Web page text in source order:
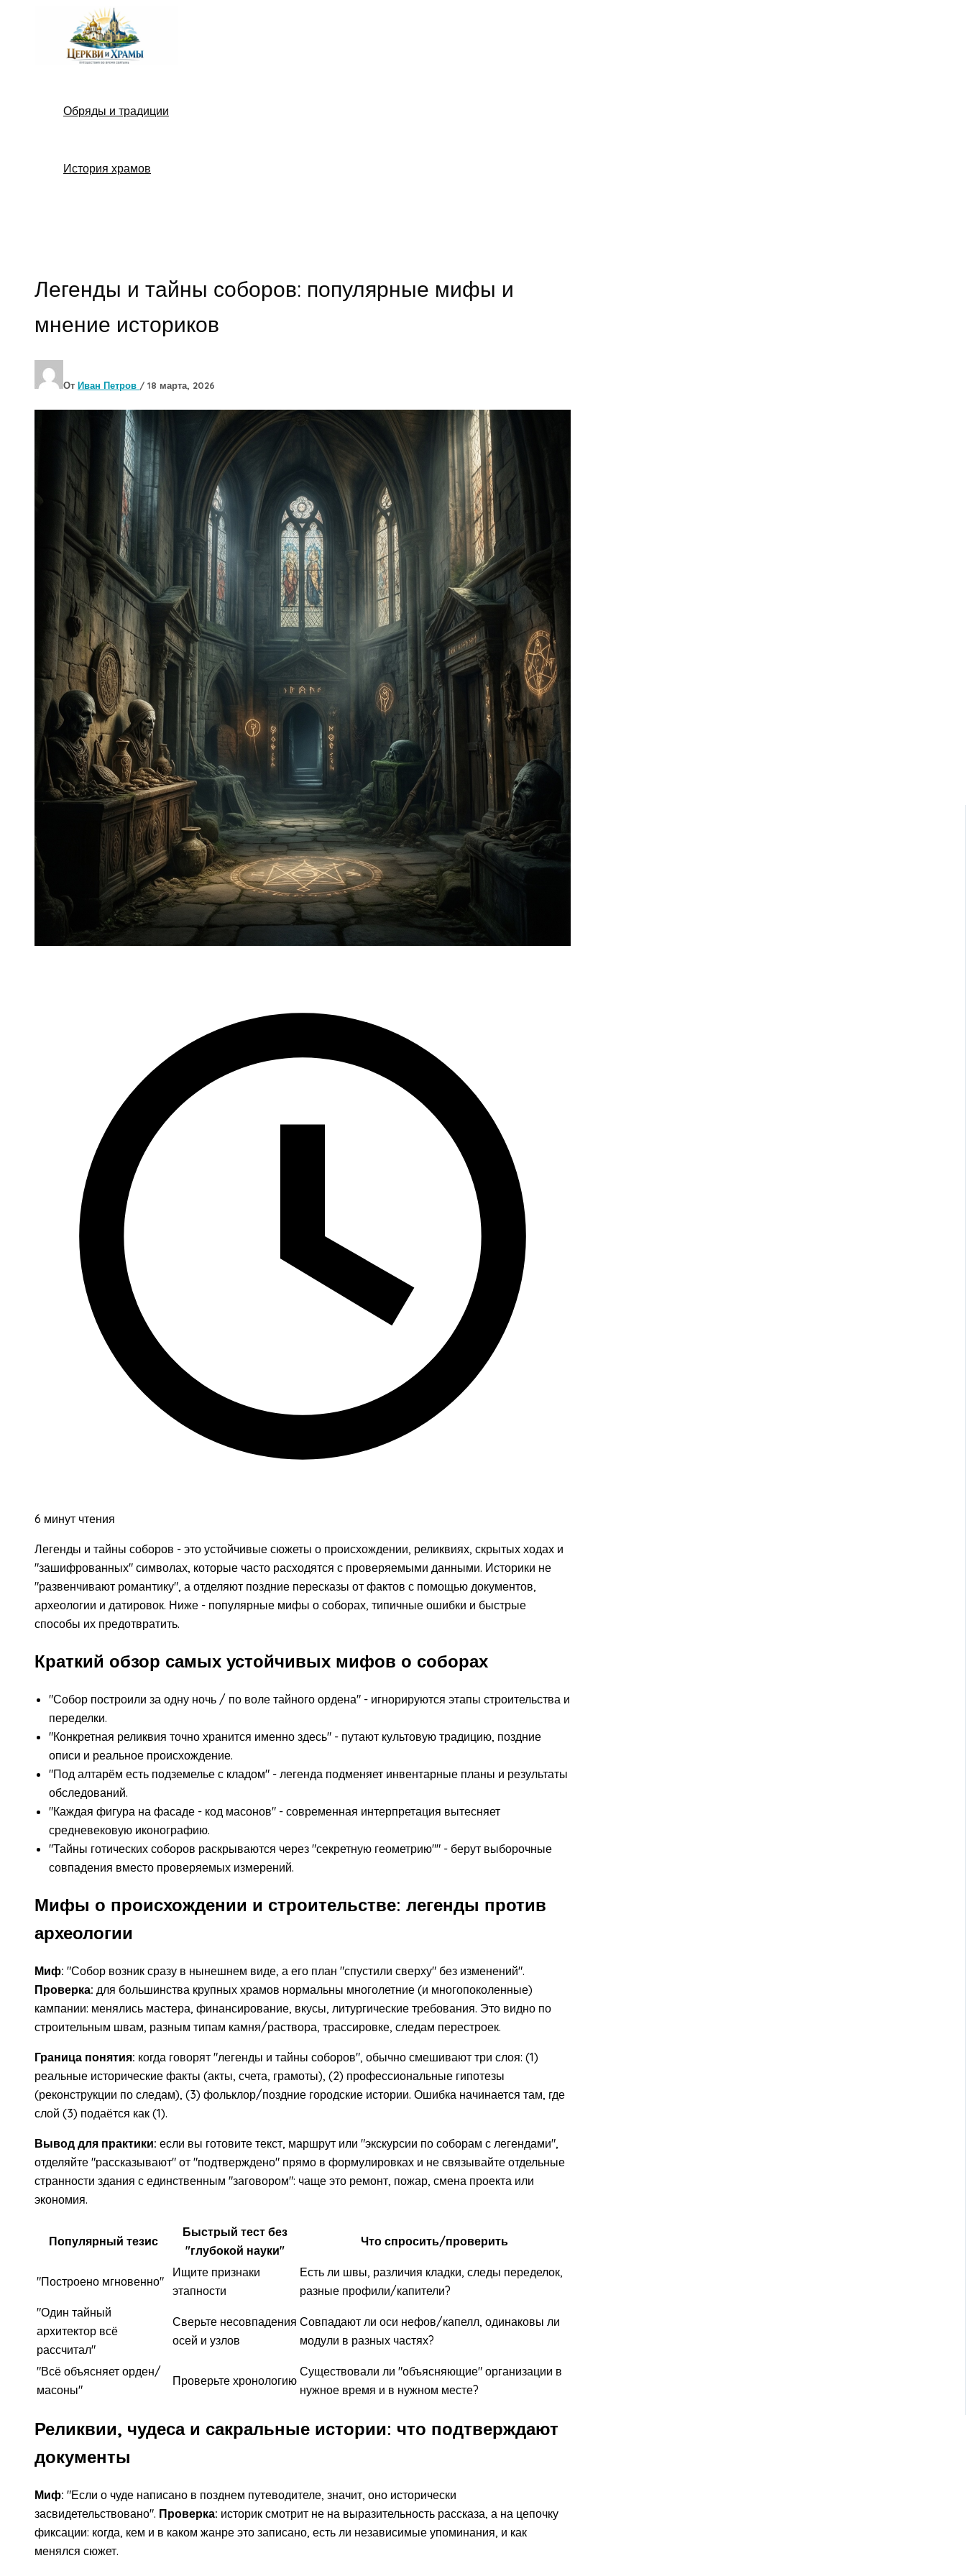
содержимому
Обряды и традиции
История храмов
Легенды и тайны соборов: популярные мифы и
мнение историков
От Иван Петров / 18 марта, 2026
6 минут чтения
Легенды и тайны соборов - это устойчивые сюжеты о происхождении, реликвиях, скрытых ходах и
"зашифрованных" символах, которые часто расходятся с проверяемыми данными. Историки не
"развенчивают романтику", а отделяют поздние пересказы от фактов с помощью документов,
археологии и датировок. Ниже - популярные мифы о соборах, типичные ошибки и быстрые
способы их предотвратить.
Краткий обзор самых устойчивых мифов о соборах
"Собор построили за одну ночь / по воле тайного ордена" - игнорируются этапы строительства и
переделки.
"Конкретная реликвия точно хранится именно здесь" - путают культовую традицию, поздние
описи и реальное происхождение.
"Под алтарём есть подземелье с кладом" - легенда подменяет инвентарные планы и результаты
обследований.
"Каждая фигура на фасаде - код масонов" - современная интерпретация вытесняет
средневековую иконографию.
"Тайны готических соборов раскрываются через "секретную геометрию"" - берут выборочные
совпадения вместо проверяемых измерений.
Мифы о происхождении и строительстве: легенды против
археологии
Миф: "Собор возник сразу в нынешнем виде, а его план "спустили сверху" без изменений".
Проверка: для большинства крупных храмов нормальны многолетние (и многопоколенные)
кампании: менялись мастера, финансирование, вкусы, литургические требования. Это видно по
строительным швам, разным типам камня/раствора, трассировке, следам перестроек.
Граница понятия: когда говорят "легенды и тайны соборов", обычно смешивают три слоя: (1)
реальные исторические факты (акты, счета, грамоты), (2) профессиональные гипотезы
(реконструкции по следам), (3) фольклор/поздние городские истории. Ошибка начинается там, где
слой (3) подаётся как (1).
Вывод для практики: если вы готовите текст, маршрут или "экскурсии по соборам с легендами",
отделяйте "рассказывают" от "подтверждено" прямо в формулировках и не связывайте отдельные
странности здания с единственным "заговором": чаще это ремонт, пожар, смена проекта или
экономия.
Популярный тезис
Быстрый тест без
"глубокой науки"
Что спросить/проверить
"Построено мгновенно"
Ищите признаки
этапности
Есть ли швы, различия кладки, следы переделок,
разные профили/капители?
"Один тайный
архитектор всё
рассчитал"
Сверьте несовпадения
осей и узлов
Совпадают ли оси нефов/капелл, одинаковы ли
модули в разных частях?
"Всё объясняет орден/
масоны"
Проверьте хронологию
Существовали ли "объясняющие" организации в
нужное время и в нужном месте?
Реликвии, чудеса и сакральные истории: что подтверждают
документы
Миф: "Если о чуде написано в позднем путеводителе, значит, оно исторически
засвидетельствовано". Проверка: историк смотрит не на выразительность рассказа, а на цепочку
фиксации: когда, кем и в каком жанре это записано, есть ли независимые упоминания, и как
менялся сюжет.